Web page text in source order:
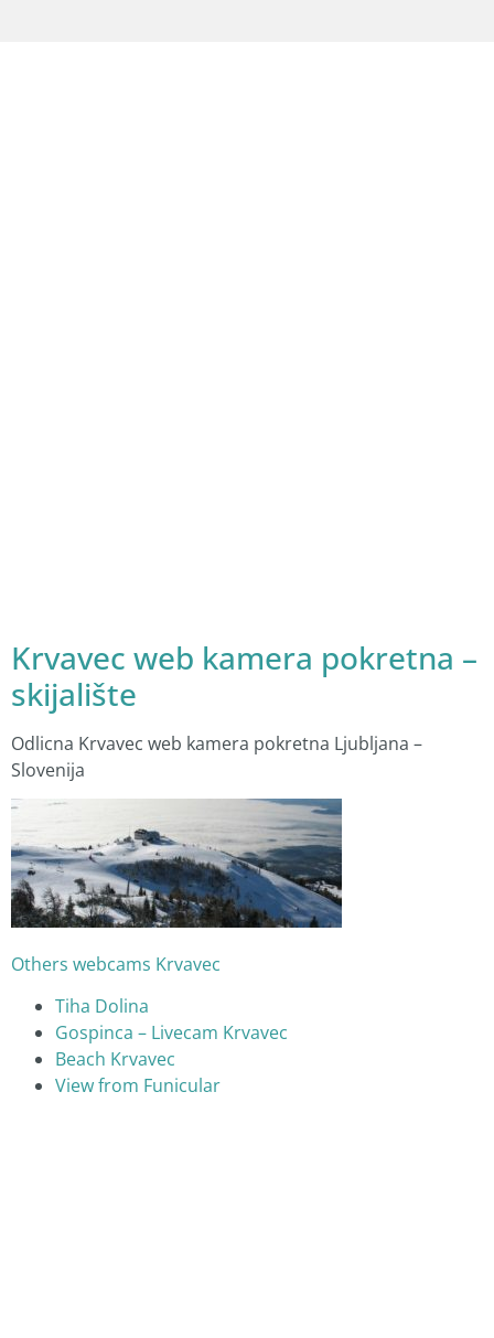
Krvavec web kamera pokretna –
skijalište
Odlicna Krvavec web kamera pokretna Ljubljana –
Slovenija
Others webcams Krvavec
Tiha Dolina
Gospinca – Livecam Krvavec
Beach Krvavec
View from Funicular